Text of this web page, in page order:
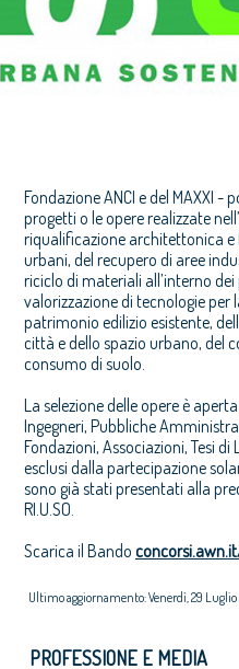
Fondazione ANCI e del MAXXI -
progetti o le opere realizzate
riqualificazione architettonica e
urbani, del recupero di aree
riciclo di materiali all’interno dei
valorizzazione di tecnologie per
patrimonio edilizio esistente,
città e dello spazio urbano, del
consumo di suolo.
La selezione delle opere è
Ingegneri, Pubbliche
Fondazioni, Associazioni, Tesi di
esclusi dalla partecipazione
sono già stati presentati alla
RI.U.SO.
Scarica il Bando
Ultimo aggiornamento: Venerdì, 29 Luglio
PROFESSIONE E MEDIA